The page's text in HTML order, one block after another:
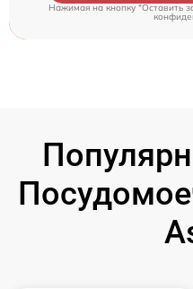
Нажимая на кнопку "Оставить